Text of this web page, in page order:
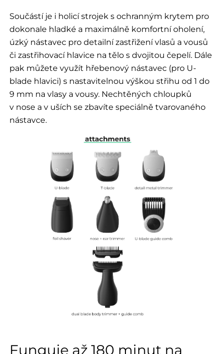
Součástí je i holicí strojek s ochranným krytem pro
dokonale hladké a maximálně komfortní oholení,
úzký nástavec pro detailní zastřižení vlasů a vousů
či zastřihovací hlavice na tělo s dvojitou čepelí. Dále
pak můžete využít hřebenový nástavec (pro U-
blade hlavici) s nastavitelnou výškou střihu od 1 do
9 mm na vlasy a vousy. Nechtěných chloupků
v nose a v uších se zbavíte speciálně tvarovaného
nástavce.
Funguje až 180 minut na